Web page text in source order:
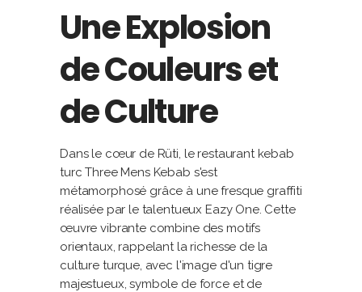
Une Explosion
de Couleurs et
de Culture
Dans le cœur de Rüti, le restaurant kebab
turc Three Mens Kebab s'est
métamorphosé grâce à une fresque graffiti
réalisée par le talentueux Eazy One. Cette
œuvre vibrante combine des motifs
orientaux, rappelant la richesse de la
culture turque, avec l'image d'un tigre
majestueux, symbole de force et de